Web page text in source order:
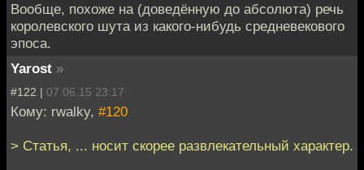
Вообще, похоже на (доведённую до абсолюта) речь
королевского шута из какого-нибудь средневекового
эпоса.
Yarost »
#122 | 07.06.15 23:17
Кому: rwalky, #120
> Статья, ... носит скорее развлекательный характер.